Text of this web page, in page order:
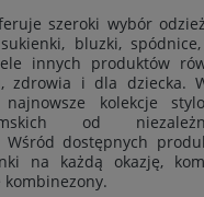
szeroki wybór
sukienki, bluzki, spódnice,
innych produktów
, zdrowia i dla dziecka.
kolekcje
od
Wśród dostępnych
na każdą okazję,
kombinezony.